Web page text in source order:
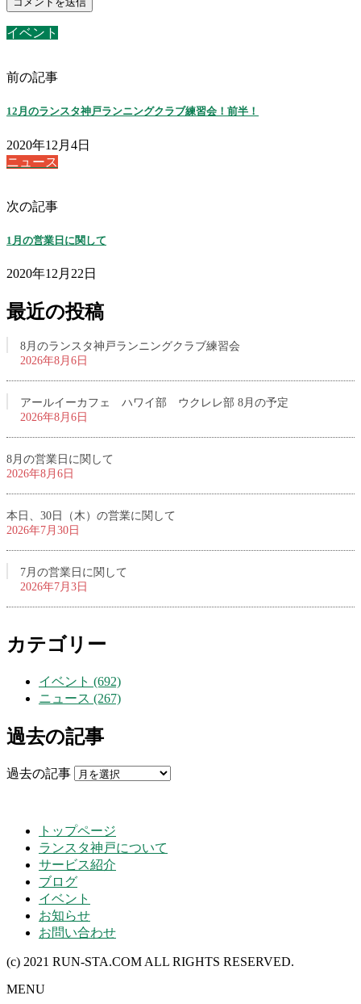
イベント
前の記事
12月のランスタ神戸ランニングクラブ練習会！前半！
2020年12月4日
ニュース
次の記事
1月の営業日に関して
2020年12月22日
最近の投稿
8月のランスタ神戸ランニングクラブ練習会
2026年8月6日
アールイーカフェ ハワイ部 ウクレレ部 8月の予定
2026年8月6日
8月の営業日に関して
2026年8月6日
本日、30日（木）の営業に関して
2026年7月30日
7月の営業日に関して
2026年7月3日
カテゴリー
イベント (692)
ニュース (267)
過去の記事
過去の記事
トップページ
ランスタ神戸について
サービス紹介
ブログ
イベント
お知らせ
お問い合わせ
(c) 2021 RUN-STA.COM ALL RIGHTS RESERVED.
MENU